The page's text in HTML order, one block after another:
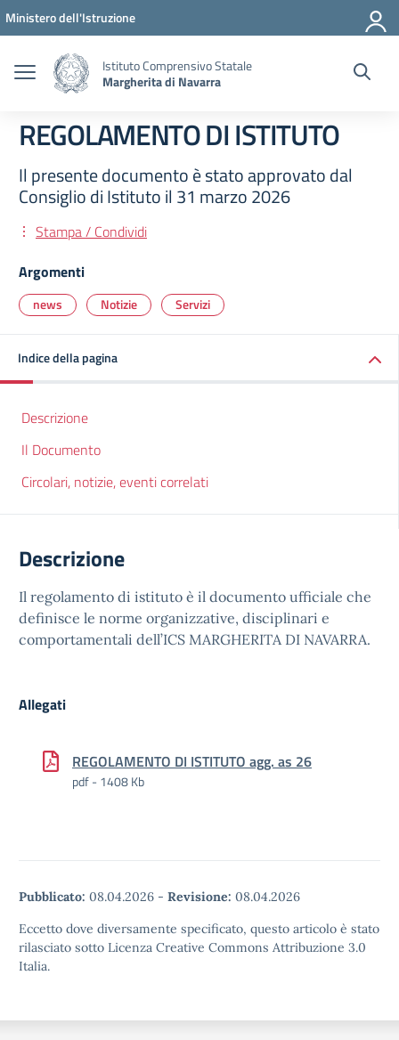
Vai ai contenuti
Vai al menu di navigazione
Vai al footer
Ministero dell'Istruzione
Istituto Comprensivo Statale
Margherita di Navarra
REGOLAMENTO DI ISTITUTO
Il presente documento è stato approvato dal
Consiglio di Istituto il 31 marzo 2026
Stampa / Condividi
Argomenti
news Notizie Servizi
Indice della pagina
Descrizione
Il Documento
Circolari, notizie, eventi correlati
Descrizione
Il regolamento di istituto è il documento ufficiale che
definisce le norme organizzative, disciplinari e
comportamentali dell’ICS MARGHERITA DI NAVARRA.
Allegati
REGOLAMENTO DI ISTITUTO agg. as 26
pdf - 1408 Kb
Pubblicato: 08.04.2026 - Revisione: 08.04.2026
Eccetto dove diversamente specificato, questo articolo è stato
rilasciato sotto Licenza Creative Commons Attribuzione 3.0
Italia.